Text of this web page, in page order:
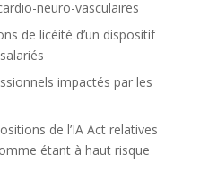
neuro-vasculaires
de licéité d’un dispositif
impactés par les
de l’IA Act relatives
étant à haut risque